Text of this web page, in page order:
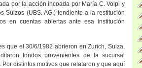
por la acción incoada por María C. Volpi y
Suizos (UBS. AG.) tendiente a la restitución
en cuentas abiertas ante esa institución
que el 30/6/1982 abrieron en Zurich, Suiza,
fondos provenientes de la sucursal
Por distintos motivos que relataron y que aquí